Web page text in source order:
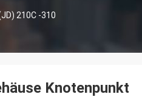
210C -310
Knotenpunkt